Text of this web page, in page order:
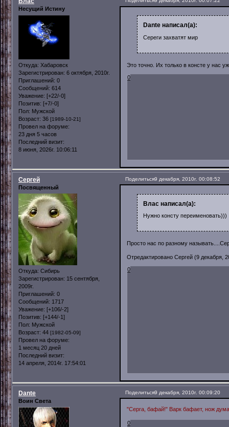
Несущий Истину
Откуда: Хабаровск
Зарегистрирован: 6 октября, 2010г.
Приглашений: 0
Сообщений: 614
Уважение: [+22/-0]
Позитив: [+7/-0]
Пол: Мужской
Возраст: 36 [1989-10-21]
Провел на форуме:
23 дня 5 часов
Последний визит:
8 июня, 2026г. 10:06:11
Dante написал(а):
Сереги захватят мир
Это точно. Их только в консте у нас
0
Поделиться9 декабря, 2010г. 00:08:52
Сергей
Посвященный
Откуда: Сибирь
Зарегистрирован: 15 сентября,
2009г.
Приглашений: 0
Сообщений: 1717
Уважение: [+106/-2]
Позитив: [+144/-1]
Пол: Мужской
Возраст: 44 [1982-05-09]
Провел на форуме:
1 месяц 20 дней
Последний визит:
14 апреля, 2014г. 17:54:01
Влас написал(а):
Нужно консту переименовать)))
Просто нас по разному
Отредактировано Сергей (9 декабря,
0
Поделиться9 декабря, 2010г. 00:09:20
Dante
Воин Света
"Серга, бафай!" Варк бафает, нож
0